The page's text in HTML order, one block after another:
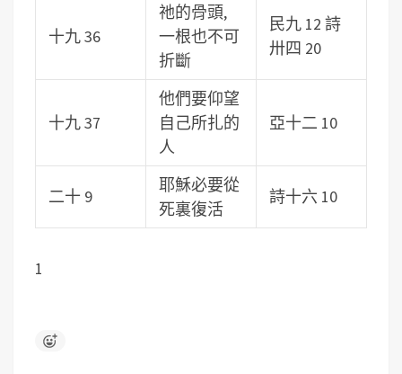
十九 36
祂的骨頭,
一根也不可
折斷
民九 12 詩
卅四 20
十九 37
他們要仰望
自己所扎的
人
亞十二 10
二十 9
耶穌必要從
死裏復活
詩十六 10
1